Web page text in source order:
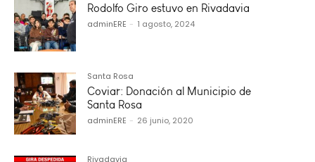
Rodolfo Giro estuvo en Rivadavia
adminERE - 1 agosto, 2024
Santa Rosa
Coviar: Donación al Municipio de
Santa Rosa
adminERE - 26 junio, 2020
Rivadavia